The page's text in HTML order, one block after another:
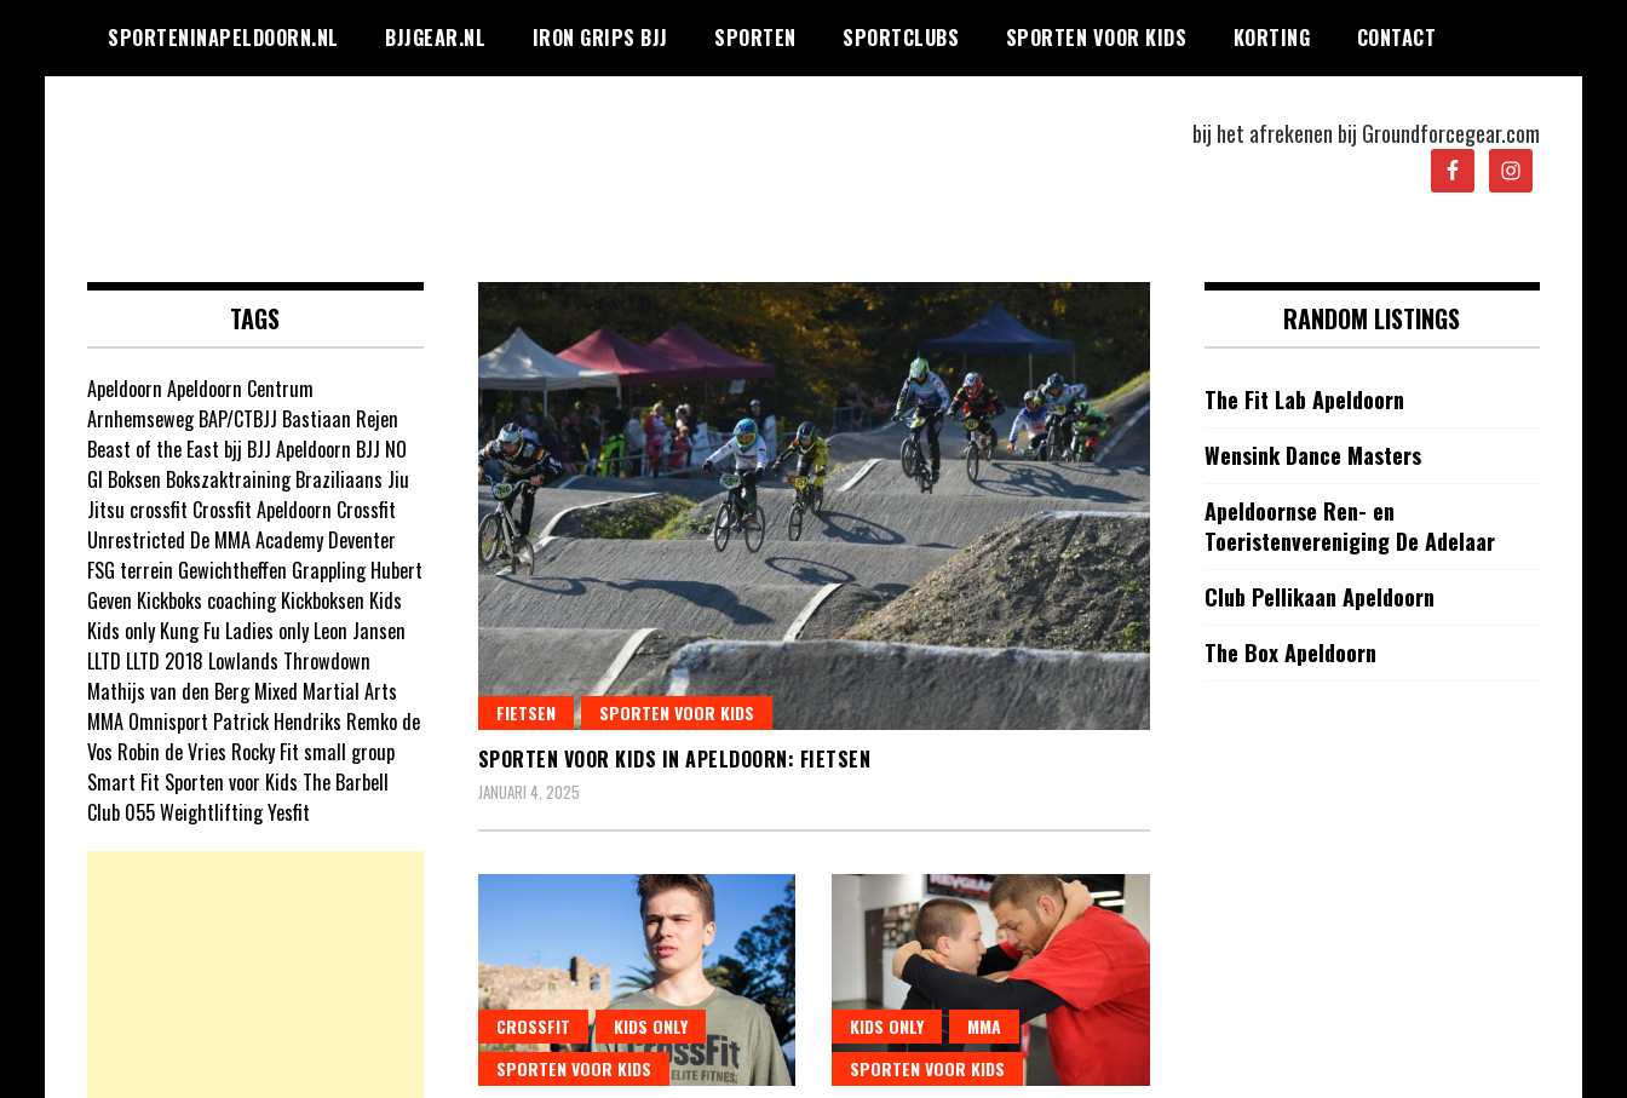
de
SPORTENINAPELDOORN.NL BJJGEAR.NL IRON GRIPS BJJ SPORTEN SPORTCLUBS SPORTEN VOOR KIDS KORTING CONTACT
bij het afrekenen bij Groundforcegear.com
FIETSEN SPORTEN VOOR KIDS
SPORTEN VOOR KIDS IN APELDOORN: FIETSEN
JANUARI 4, 2025
CROSSFIT
KIDS ONLY
SPORTEN VOOR KIDS
KIDS ONLY
MMA
SPORTEN VOOR KIDS
TAGS
Apeldoorn Apeldoorn Centrum
Arnhemseweg BAP/CTBJJ Bastiaan Rejen
Beast of the East bjj BJJ Apeldoorn BJJ NO
GI Boksen Bokszaktraining Braziliaans Jiu
Jitsu crossfit Crossfit Apeldoorn Crossfit
Unrestricted De MMA Academy Deventer
FSG terrein Gewichtheffen Grappling Hubert
Geven Kickboks coaching Kickboksen Kids
Kids only Kung Fu Ladies only Leon Jansen
LLTD LLTD 2018 Lowlands Throwdown
Mathijs van den Berg Mixed Martial Arts
MMA Omnisport Patrick Hendriks Remko de
Vos Robin de Vries Rocky Fit small group
Smart Fit Sporten voor Kids The Barbell
Club 055WeightliftingYesfit
RANDOM LISTINGS
The Fit Lab Apeldoorn
Wensink Dance Masters
Apeldoornse Ren- en
Toeristenvereniging De Adelaar
Club Pellikaan Apeldoorn
The Box Apeldoorn